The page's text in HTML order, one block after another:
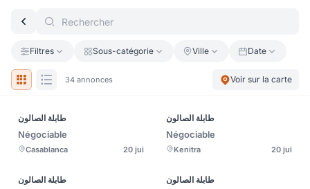
Filtres Sous-catégorie Ville Date
34 annonces Voir sur la carte
طابلة الصالون
Négociable
Casablanca 20 jui
طابلة الصالون
Négociable
Kenitra 20 jui
طابلة الصالون طابلة الصالون